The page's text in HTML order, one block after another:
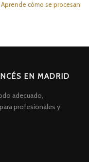
Aprende cómo se procesan
EN MADRID
adecuado,
profesionales y